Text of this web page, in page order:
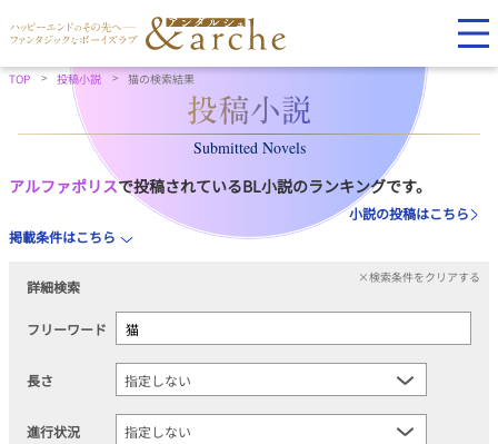
TOP 投稿小説 猫の検索結果
Submitted Novels
アルファポリスで投稿されているBL小説のランキングです。
小説の投稿はこちら
掲載条件はこちら
詳細検索
×検索条件をクリアする
フリーワード
長さ
進行状況